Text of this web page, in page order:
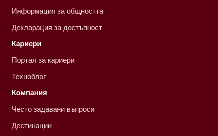
Информация за общността
Декларация за достъпност
Кариери
Портал за кариери
Техноблог
Компания
Често задавани въпроси
Дестинации